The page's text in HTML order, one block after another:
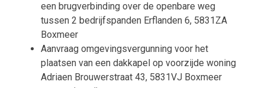
een brugverbinding over de openbare weg
tussen 2 bedrijfspanden Erflanden 6, 5831ZA
Boxmeer
Aanvraag omgevingsvergunning voor het
plaatsen van een dakkapel op voorzijde woning
Adriaen Brouwerstraat 43, 5831VJ Boxmeer